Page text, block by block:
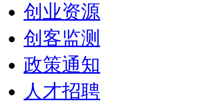
创业资源
创客监测
政策通知
人才招聘